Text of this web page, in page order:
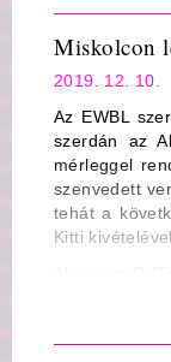
3-pontos
Lepattanó:
Gólpassz: 26
Szerzett
Eladott labda:
Miskolcon
2019. 12. 10.
Az EWBL
szerdán az
mérleggel
szenvedett
tehát a
Kitti
2019.12.10.,